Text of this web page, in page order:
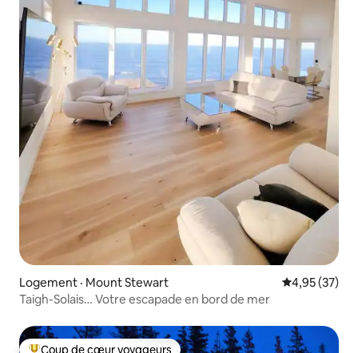
Logement · Mount Stewart Note
4,95 (37)
Taigh-Solais… Votre escapade en bord de mer